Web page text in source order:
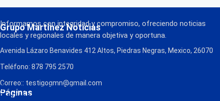
Grupo Martínez Noticias
Informamos con integridad y compromiso, ofreciendo noticias
locales y regionales de manera objetiva y oportuna.
Avenida Lázaro Benavides 412 Altos, Piedras Negras, Mexico, 26070
Teléfono: 878 795 2570
Correo:: testigogmn@gmail.com
Páginas
¡Descarga nuestra App!
FM Globo